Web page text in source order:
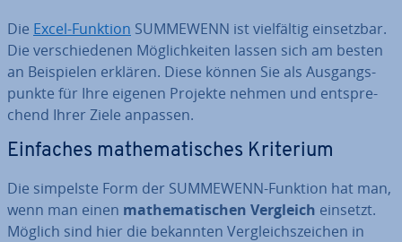
Die Excel-Funktion SUMMEWENN ist viel­fäl­tig ein­setz­bar.
Die ver­schie­de­nen Mög­lich­kei­ten lassen sich am besten
an Bei­spie­len erklären. Diese können Sie als Aus­gangs­
punk­te für Ihre eigenen Projekte nehmen und ent­spre­
chend Ihrer Ziele anpassen.
Einfaches ma­the­ma­ti­sches Kriterium
Die simpelste Form der SUMMEWENN-Funktion hat man,
wenn man einen ma­the­ma­ti­schen Vergleich einsetzt.
Möglich sind hier die bekannten Ver­gleichs­zei­chen in